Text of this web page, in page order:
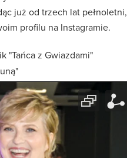
już od trzech lat pełnoletni,
profilu na Instagramie.
"Tańca z Gwiazdami"